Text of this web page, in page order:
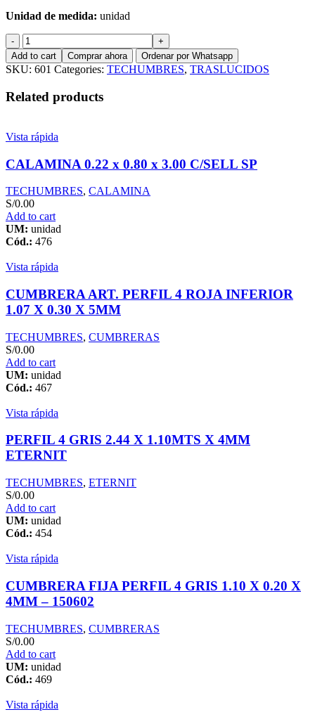
Unidad de medida: unidad
TRASLUCIDO
3.05
x
1.10
x
1mm
100
Add to cart Comprar ahora Ordenar por Whatsapp
SKU: 601 Categories: TECHUMBRES, TRASLUCIDOS
Related products
Vista rápida
CALAMINA 0.22 x 0.80 x 3.00 C/SELL SP
TECHUMBRES, CALAMINA
S/0.00
Add to cart
UM: unidad
Cód.: 476
Vista rápida
CUMBRERA ART. PERFIL 4 ROJA INFERIOR
1.07 X 0.30 X 5MM
TECHUMBRES, CUMBRERAS
S/0.00
Add to cart
UM: unidad
Cód.: 467
Vista rápida
PERFIL 4 GRIS 2.44 X 1.10MTS X 4MM
ETERNIT
TECHUMBRES, ETERNIT
S/0.00
Add to cart
UM: unidad
Cód.: 454
Vista rápida
CUMBRERA FIJA PERFIL 4 GRIS 1.10 X 0.20 X
4MM – 150602
TECHUMBRES, CUMBRERAS
S/0.00
Add to cart
UM: unidad
Cód.: 469
Vista rápida